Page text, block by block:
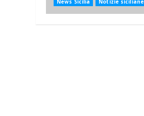
News Sicilia Notizie siciliane